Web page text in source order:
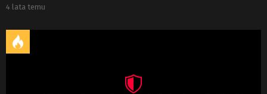
4 lata temu